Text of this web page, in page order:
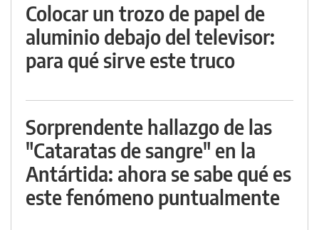
Colocar un trozo de papel de
aluminio debajo del televisor:
para qué sirve este truco
Sorprendente hallazgo de las
"Cataratas de sangre" en la
Antártida: ahora se sabe qué es
este fenómeno puntualmente